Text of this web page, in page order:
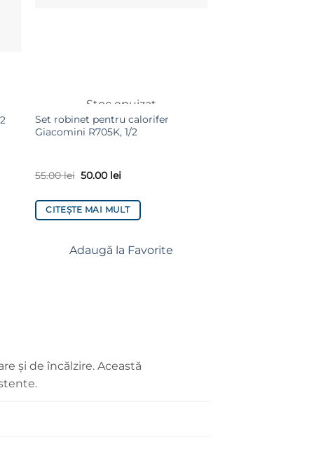
Stoc epuizat
Set robinet pentru calorifer
Giacomini R705K, 1/2
55.00lei 50.00 lei
CITEȘTE MAI MULT
Adaugă la Favorite
și de încălzire. Această